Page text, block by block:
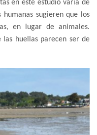
en este estudio varía de
humanas sugieren que los
en lugar de animales.
las huellas parecen ser de